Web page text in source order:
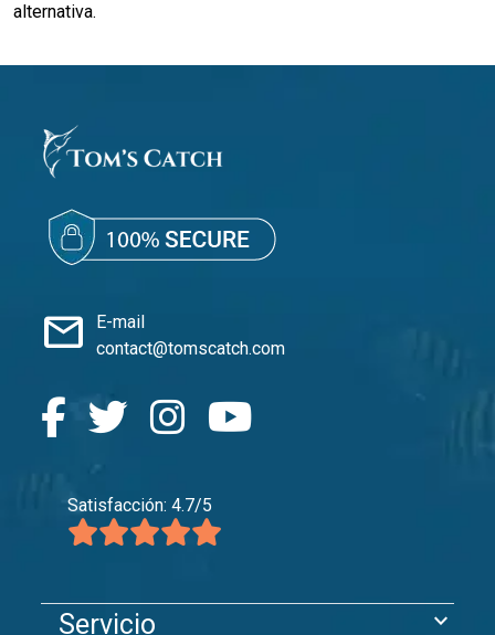
alternativa.
mail
E-mail
contact@tomscatch.com
Satisfacción: 4.7/5
Servicio expand_more